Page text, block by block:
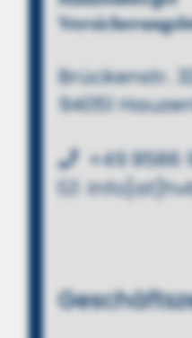
Brückenstr.
94051
+49 8586